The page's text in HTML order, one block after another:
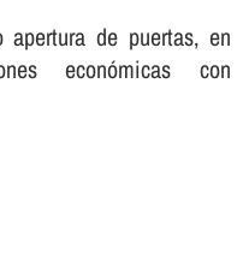
apertura de puertas, en
económicas con